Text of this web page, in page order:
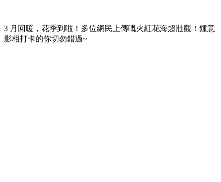
3 月回暖，花季到啦！多位網民上傳嘅火紅花海超壯觀！鍾意
影相打卡的你切勿錯過~